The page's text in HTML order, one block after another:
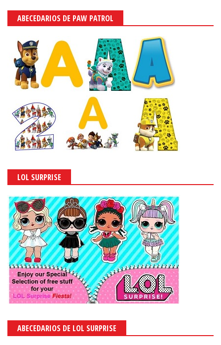
ABECEDARIOS DE PAW PATROL
LOL SURPRISE
ABECEDARIOS DE LOL SURPRISE